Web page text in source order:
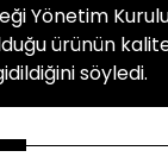
Yönetim
ürünün
söyledi.